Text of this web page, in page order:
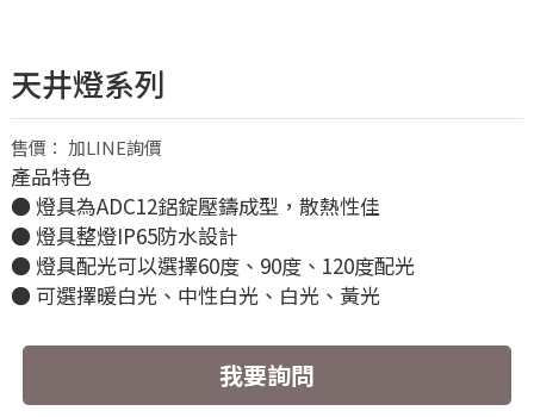
天井燈系列
售價： 加LINE詢價
產品特色
● 燈具為ADC12鋁錠壓鑄成型，散熱性佳
● 燈具整燈IP65防水設計
● 燈具配光可以選擇60度、90度、120度配光
● 可選擇暖白光、中性白光、白光、黃光
我要詢問